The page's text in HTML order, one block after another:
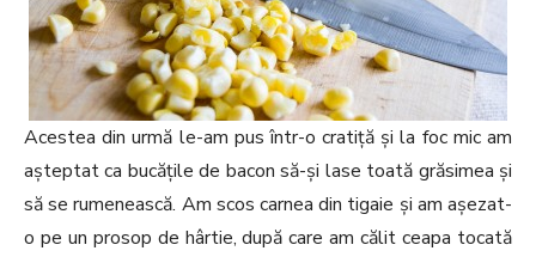
Acestea din urmă le-am pus într-o cratiță și la foc mic am
așteptat ca bucățile de bacon să-și lase toată grăsimea și
să se rumenească. Am scos carnea din tigaie și am așezat-
o pe un prosop de hârtie, după care am călit ceapa tocată